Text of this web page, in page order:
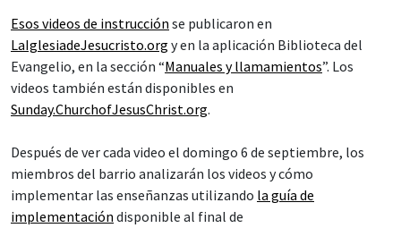
Esos videos de instrucción se publicaron en
LaIglesiadeJesucristo.org y en la aplicación Biblioteca del
Evangelio, en la sección “Manuales y llamamientos”. Los
videos también están disponibles en
Sunday.ChurchofJesusChrist.org.
Después de ver cada video el domingo 6 de septiembre, los
miembros del barrio analizarán los videos y cómo
implementar las enseñanzas utilizando la guía de
implementación disponible al final de